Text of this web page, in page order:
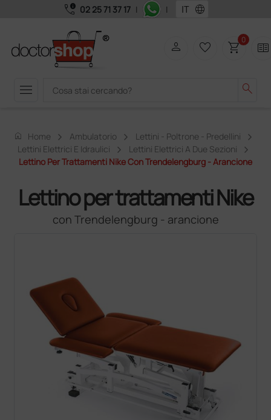
call_quality 02 25 71 37 17 | | language
menu search
person favorite_border shopping_cart0 two_pager
home Home Ambulatorio
Lettini - Poltrone - Predellini
Lettini Elettrici E Idraulici
Lettini Elettrici A Due Sezioni
Lettino Per Trattamenti Nike Con Trendelengburg - Arancione
Lettino per trattamenti Nike
con Trendelengburg - arancione